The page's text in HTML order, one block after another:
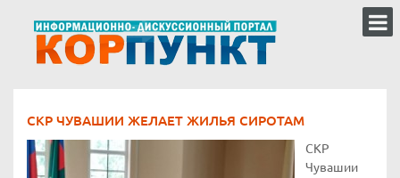
СКР ЧУВАШИИ ЖЕЛАЕТ ЖИЛЬЯ СИРОТАМ
СКР
Чувашии